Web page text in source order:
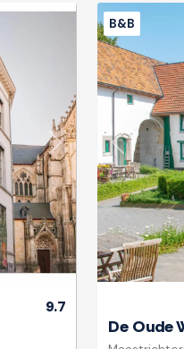
Next
9.7
Previous
B&B
De Oude